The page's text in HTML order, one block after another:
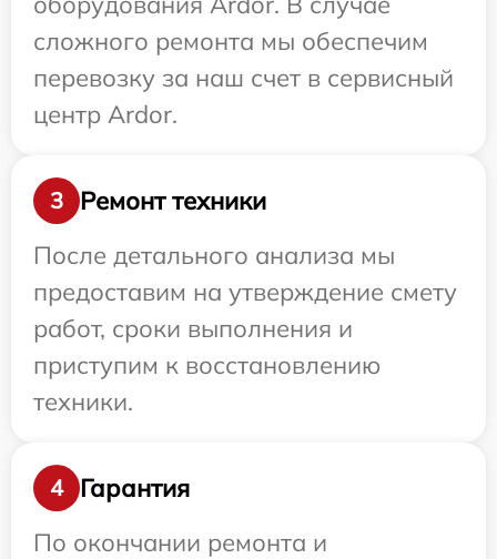
сложного ремонта мы обеспечим
перевозку за наш счет в сервисный
центр Ardor.
3
Ремонт техники
После детального анализа мы
предоставим на утверждение смету
работ, сроки выполнения и
приступим к восстановлению
техники.
4
Гарантия
По окончании ремонта и